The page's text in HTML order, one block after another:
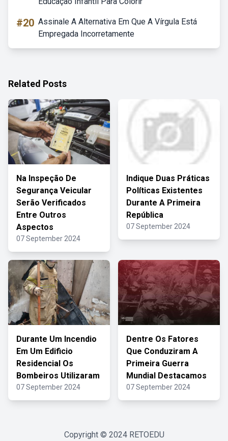
#20 Assinale A Alternativa Em Que A Vírgula Está
Empregada Incorretamente
Related Posts
Na Inspeção De
Segurança Veicular
Serão Verificados
Entre Outros
Aspectos
07 September 2024
Indique Duas Práticas
Políticas Existentes
Durante A Primeira
República
07 September 2024
Durante Um Incendio
Em Um Edificio
Residencial Os
Bombeiros Utilizaram
07 September 2024
Dentre Os Fatores
Que Conduziram A
Primeira Guerra
Mundial Destacamos
07 September 2024
Copyright © 2024 RETOEDU